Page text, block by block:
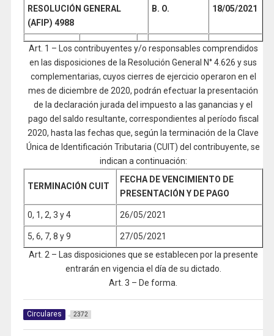
RESOLUCIÓN GENERAL
(AFIP) 4988
B. O.
18/05/2021
Art. 1 – Los contribuyentes y/o responsables comprendidos
en las disposiciones de la Resolución General N° 4.626 y sus
complementarias, cuyos cierres de ejercicio operaron en el
mes de diciembre de 2020, podrán efectuar la presentación
de la declaración jurada del impuesto a las ganancias y el
pago del saldo resultante, correspondientes al período fiscal
2020, hasta las fechas que, según la terminación de la Clave
Única de Identificación Tributaria (CUIT) del contribuyente, se
indican a continuación:
TERMINACIÓN CUIT
FECHA DE VENCIMIENTO DE
PRESENTACIÓN Y DE PAGO
0, 1, 2, 3 y 4 26/05/2021
5, 6, 7, 8 y 9
27/05/2021
Art. 2 – Las disposiciones que se establecen por la presente
entrarán en vigencia el día de su dictado.
Art. 3 – De forma.
Circulares 2372